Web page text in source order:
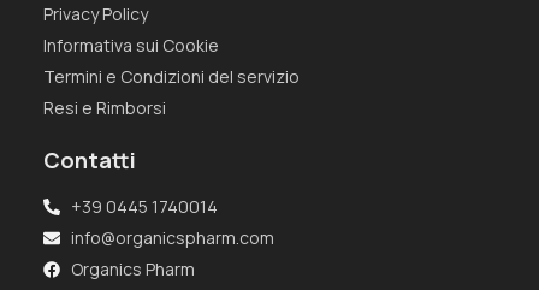
Privacy Policy
Informativa sui Cookie
Termini e Condizioni del servizio
Resi e Rimborsi
Contatti
+39 0445 1740014
info@organicspharm.com
Organics Pharm